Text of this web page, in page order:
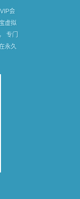
会
虚拟
专门
永久